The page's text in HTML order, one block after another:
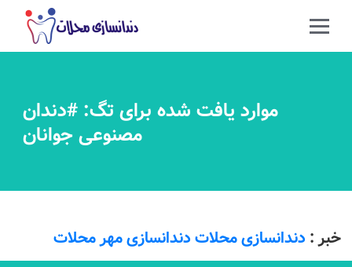
موارد یافت شده برای تگ: #دندان
مصنوعی جوانان
خبر : دندانسازی محلات دندانسازی مهر محلات